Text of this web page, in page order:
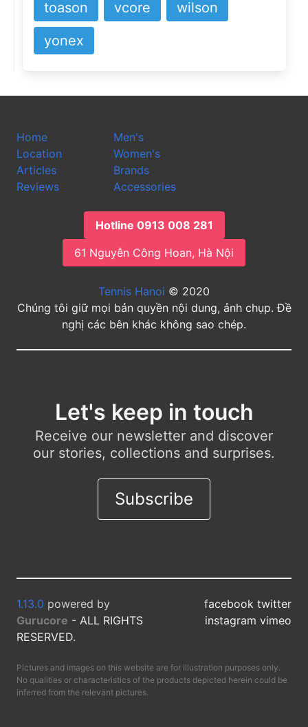
toason
vcore
wilson
yonex
Home
Location
Articles
Reviews
Men's
Women's
Brands
Accessories
Hotline 0913 008 281
61 Nguyễn Công Hoan, Hà Nội
Tennis Hanoi © 2020
Chúng tôi giữ mọi bản quyền nội dung, ảnh chụp. Đề
nghị các bên khác không sao chép.
Let's keep in touch
Receive our newsletter and discover
our stories, collections and surprises.
Subscribe
1.13.0 powered by
Gurucore - ALL RIGHTS
RESERVED.
facebook twitter
instagram vimeo
Pictures and images on this website are for illustration purposes only.
No qualities or characteristics of the products depicted herein could be
inferred from the relevant pictures.